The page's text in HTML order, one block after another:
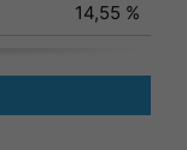
14,55 %